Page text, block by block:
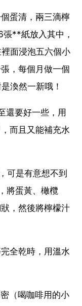
蛋清，兩三滴檸
**紙放入其中，
面浸泡五六個小
，每個月做一個
渙然一新哦！
還要好一些，用
而且又能補充水
可是有意想不到
將蛋黃、橄欖
，然後將檸檬汁
全乾時，用溫水
（喝咖啡用的小